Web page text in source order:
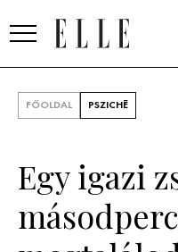
GOURMET AWARDS
SZÉPSÉG
FŐOLDAL PSZICHÉ
Egy igazi